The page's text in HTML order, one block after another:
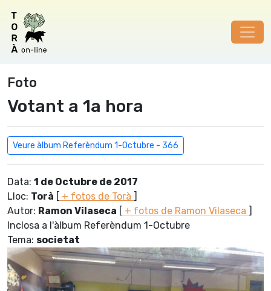
Foto
Votant a 1a hora
Veure àlbum Referèndum 1-Octubre - 366
Data: 1 de Octubre de 2017
Lloc: Torà [ + fotos de Torà ]
Autor: Ramon Vilaseca [ + fotos de Ramon Vilaseca ]
Inclosa a l'àlbum Referèndum 1-Octubre
Tema: societat